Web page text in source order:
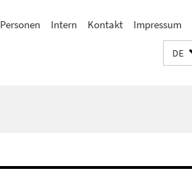
Personen Intern Kontakt Impressum
DE